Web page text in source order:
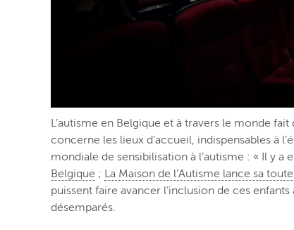
L’autisme en Belgique et à travers le monde
concerne les lieux d’accueil, indispensables à
mondiale de sensibilisation à l’autisme : « Il y a
Belgique ; La Maison de l’Autisme lance sa
puissent faire avancer l’inclusion de ces
désemparés.